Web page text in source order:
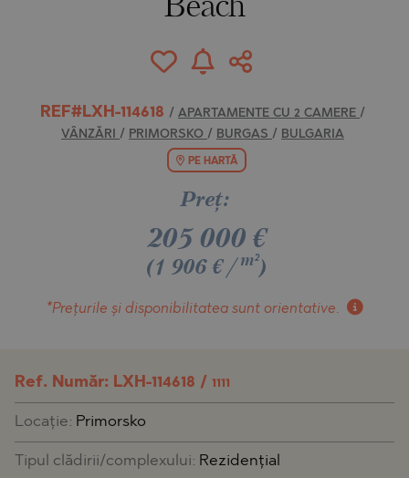
Beach
REF#LXH-114618 / APARTAMENTE CU 2 CAMERE /
VÂNZĂRI / PRIMORSKO / BURGAS / BULGARIA
PE HARTĂ
Preţ:
205 000€
(1 906 €/ m²)
*Prețurile și disponibilitatea sunt orientative.
Ref. Număr: LXH-114618 / 1111
Locaţie: Primorsko
Tipul clădirii/complexului: Rezidențial